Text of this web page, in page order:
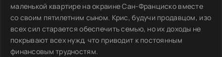
маленькой квартире на окраине Сан-Франциско вместе
со своим пятилетним сыном. Крис, будучи продавцом, изо
всех сил старается обеспечить семью, но их доходы не
покрывают всех нужд, что приводит к постоянным
финансовым трудностям.